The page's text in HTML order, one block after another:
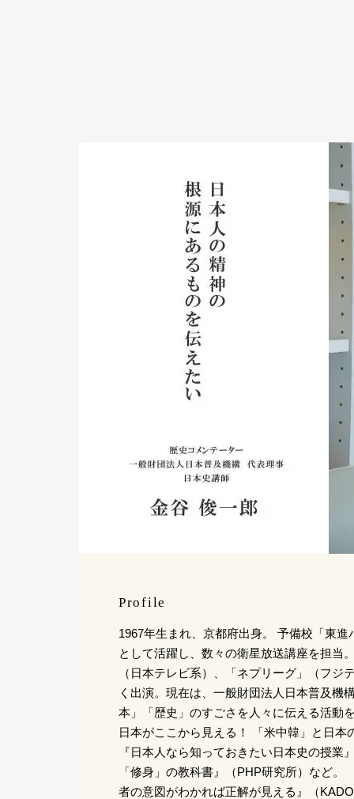
Profile
1967年生まれ、京都府出身。 予備校「東
として活躍し、数々の衛星放送講座を担当
（日本テレビ系）、「ネプリーグ」（フジ
く出演。現在は、一般財団法人日本普及機
本」「歴史」のすごさを人々に伝える活動
日本がここから見える！ 「米中韓」と日本
『日本人なら知っておきたい日本史の授業
「修身」の教科書』（PHP研究所）など。
者の意図がわかれば正解が見える』（